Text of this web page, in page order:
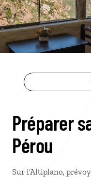
Préparer
Pérou
Sur l’Altiplano,